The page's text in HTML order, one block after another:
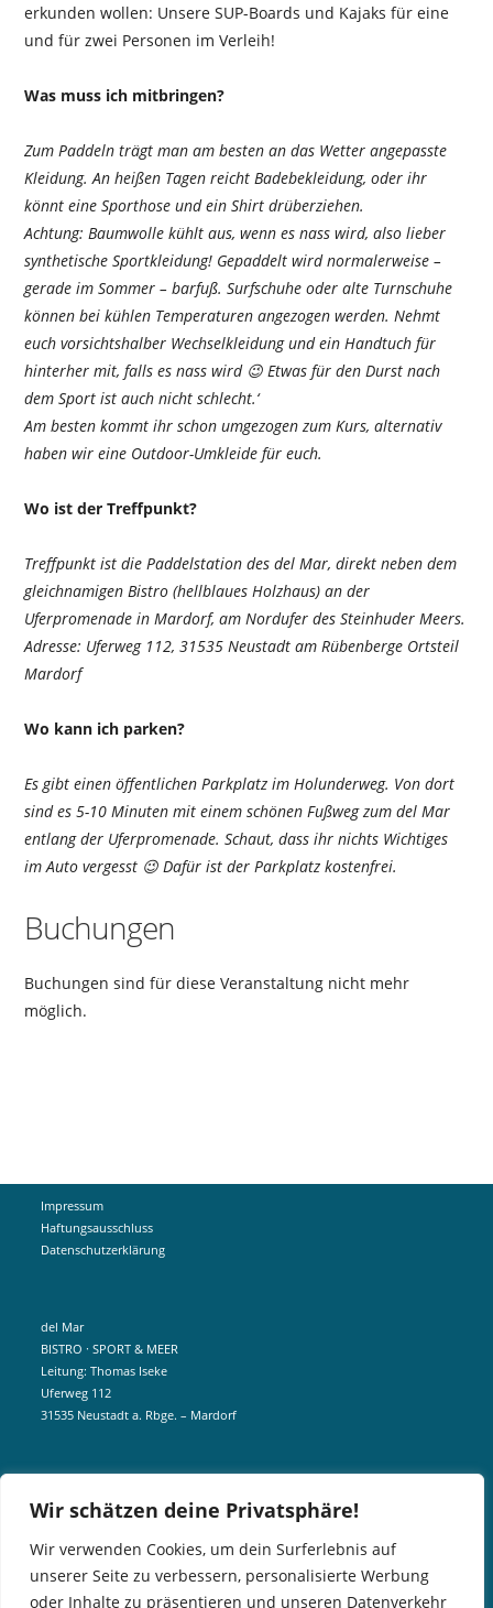
Wir schätzen deine Privatsphäre!
Wir verwenden Cookies, um dein Surferlebnis auf
unserer Seite zu verbessern, personalisierte Werbung
oder Inhalte zu präsentieren und unseren Datenverkehr
erkunden wollen: Unsere SUP-Boards und Kajaks für eine
und für zwei Personen im Verleih!
Was muss ich mitbringen?
Zum Paddeln trägt man am besten an das Wetter angepasste
Kleidung. An heißen Tagen reicht Badebekleidung, oder ihr
könnt eine Sporthose und ein Shirt drüberziehen.
Achtung: Baumwolle kühlt aus, wenn es nass wird, also lieber
synthetische Sportkleidung! Gepaddelt wird normalerweise –
gerade im Sommer – barfuß. Surfschuhe oder alte Turnschuhe
können bei kühlen Temperaturen angezogen werden. Nehmt
euch vorsichtshalber Wechselkleidung und ein Handtuch für
hinterher mit, falls es nass wird 😉 Etwas für den Durst nach
dem Sport ist auch nicht schlecht.‘
Am besten kommt ihr schon umgezogen zum Kurs, alternativ
haben wir eine Outdoor-Umkleide für euch.
Wo ist der Treffpunkt?
Treffpunkt ist die Paddelstation des del Mar, direkt neben dem
gleichnamigen Bistro (hellblaues Holzhaus) an der
Uferpromenade in Mardorf, am Nordufer des Steinhuder Meers.
Adresse: Uferweg 112, 31535 Neustadt am Rübenberge Ortsteil
Mardorf
Wo kann ich parken?
Es gibt einen öffentlichen Parkplatz im Holunderweg. Von dort
sind es 5-10 Minuten mit einem schönen Fußweg zum del Mar
entlang der Uferpromenade. Schaut, dass ihr nichts Wichtiges
im Auto vergesst 😉 Dafür ist der Parkplatz kostenfrei.
Buchungen
Buchungen sind für diese Veranstaltung nicht mehr
möglich.
Impressum
Haftungsausschluss
Datenschutzerklärung
del Mar
BISTRO · SPORT & MEER
Leitung: Thomas Iseke
Uferweg 112
31535 Neustadt a. Rbge. – Mardorf
info@delmar-mardorf.de